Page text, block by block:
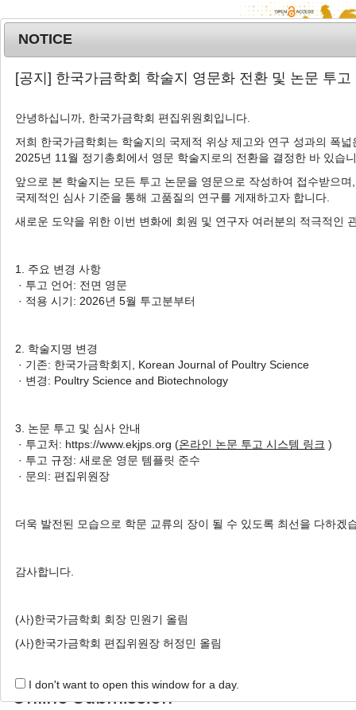
T
o
e
n
a
MENU
Advanced Search List
Author: Soo-Hyun Cho
1 Articles are founded.
Chicken Breast Muscle and Small Intestine
도계 중 할랄방법에 CO
2 와 N2가스기절처리가 닭 가슴살
, Van Ba Hoa , Sun Moon Kang , Hyoun Wook Kim
JinJoo Jeon
, Hwan Ku Kang , Soo-Hyun Cho
Seol
HTML PDF
Online Submission
NOTICE
[공지] 한국가금학회 학술지 영문화 전환 및 논문 투고
안녕하십니까, 한국가금학회 편집위원회입니다.
저희 한국가금학회는 학술지의 국제적 위상 제고와 연구 성과의 폭넓
2025년 11월 정기총회에서 영문 학술지로의 전환을 결정한 바 있습
앞으로 본 학술지는 모든 투고 논문을 영문으로 작성하여 접수받으며,
국제적인 심사 기준을 통해 고품질의 연구를 게재하고자 합니다.
새로운 도약을 위한 이번 변화에 회원 및 연구자 여러분의 적극적인
1. 주요 변경 사항
· 투고 언어: 전면 영문
· 적용 시기: 2026년 5월 투고분부터
2. 학술지명 변경
· 기존: 한국가금학회지, Korean Journal of Poultry Science
· 변경: Poultry Science and Biotechnology
3. 논문 투고 및 심사 안내
· 투고처: https://www.ekjps.org (온라인 논문 투고 시스템 링크 )
· 투고 규정: 새로운 영문 템플릿 준수
· 문의: 편집위원장
더욱 발전된 모습으로 학문 교류의 장이 될 수 있도록 최선을 다하겠
감사합니다.
(사)한국가금학회 회장 민원기 올림
(사)한국가금학회 편집위원장 허정민 올림
I don't want to open this window for a day.